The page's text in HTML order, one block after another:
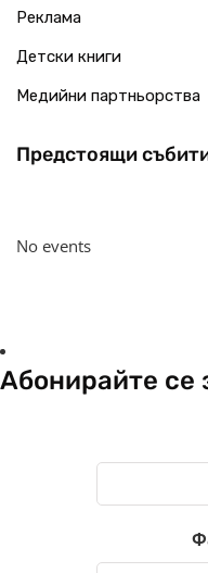
Реклама
Детски книги
Медийни партньорства
Предстоящи
No events
Абонирайте се